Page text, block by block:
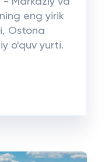
eng yirik
Ostona
o'quv yurti.